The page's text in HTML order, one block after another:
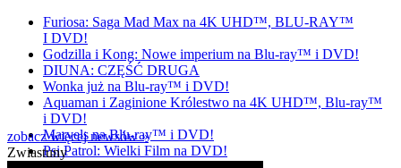
Furiosa: Saga Mad Max na 4K UHD™, BLU-RAY™
I DVD!
Godzilla i Kong: Nowe imperium na Blu-ray™ i DVD!
DIUNA: CZĘŚĆ DRUGA
Wonka już na Blu-ray™ i DVD!
Aquaman i Zaginione Królestwo na 4K UHD™, Blu-ray™
i DVD!
Marvels na Blu-ray™ i DVD!
Psi Patrol: Wielki Film na DVD!
zobacz więcej newsów »
Zwiastuny